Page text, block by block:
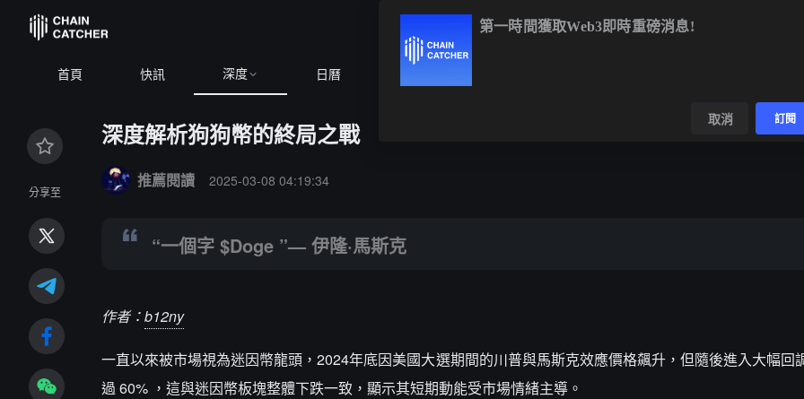
首頁 快訊 深度 日曆
分享至
深度解析狗狗幣的終局之戰
推薦閱讀 2025-03-08 04:19:34
“一個字 $Doge ”— 伊隆·馬斯克
作者：b12ny
一直以來被市場視為迷因幣龍頭，2024年底因美國大選期間的川普與馬斯克效應價格飆升，但隨後進入大幅回
過 60% ，這與迷因幣板塊整體下跌一致，顯示其短期動能受市場情緒主導。
第一時間獲取Web3即時重磅消息!
取消 訂閱